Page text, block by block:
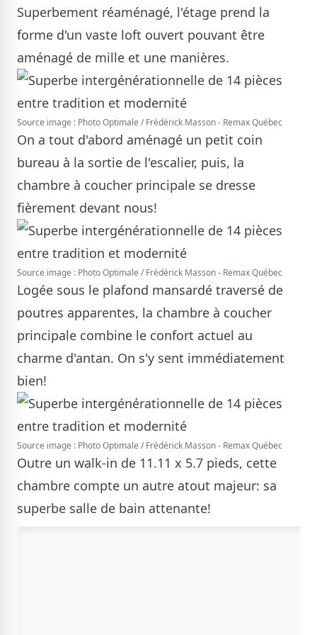
Superbement réaménagé, l'étage prend la
forme d'un vaste loft ouvert pouvant être
aménagé de mille et une manières.
Source image : Photo Optimale / Frédérick Masson - Remax Québec
On a tout d'abord aménagé un petit coin
bureau à la sortie de l'escalier, puis, la
chambre à coucher principale se dresse
fièrement devant nous!
Source image : Photo Optimale / Frédérick Masson - Remax Québec
Logée sous le plafond mansardé traversé de
poutres apparentes, la chambre à coucher
principale combine le confort actuel au
charme d'antan. On s'y sent immédiatement
bien!
Source image : Photo Optimale / Frédérick Masson - Remax Québec
Outre un walk-in de 11.11 x 5.7 pieds, cette
chambre compte un autre atout majeur: sa
superbe salle de bain attenante!